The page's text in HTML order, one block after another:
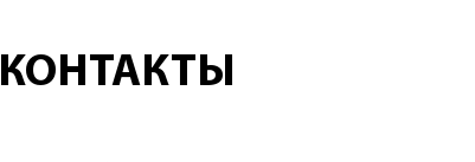
КОНТАКТЫ